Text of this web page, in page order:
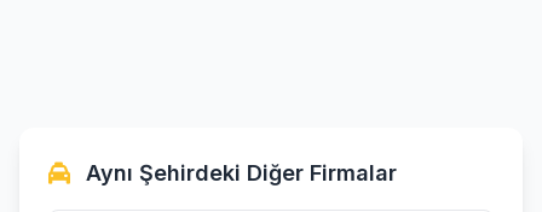
Aynı Şehirdeki Diğer Firmalar